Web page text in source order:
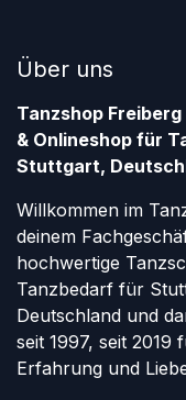
Über uns
Tanzshop
& Onlineshop für
Stuttgart,
Willkommen im
deinem
hochwertige
Tanzbedarf für
Deutschland und
seit 1997, seit
Erfahrung und